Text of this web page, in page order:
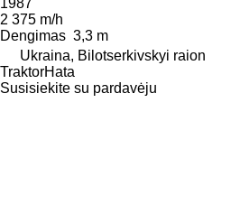
1987
2 375 m/h
Dengimas 3,3 m
Ukraina, Bilotserkivskyi raion
TraktorHata
Susisiekite su pardavėju